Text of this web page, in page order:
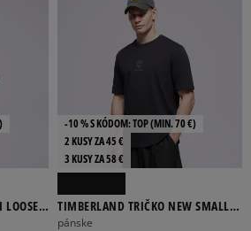
LOOSE
-10 % S KÓDOM: TOP (MIN. 70 €)
2 KUSY ZA 45 €
3 KUSY ZA 58 €
TIMBERLAND TRIČKO NEW SMALL
LOGO PRINT
pánske